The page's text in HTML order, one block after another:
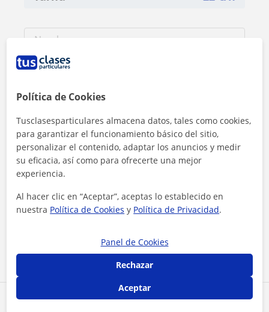
Comparte a este profesor
Al hacer clic, aceptas nuestro aviso legaly de privacidad
Contactar ahora
Política de Cookies
Tusclasesparticulares almacena datos, tales como cookies,
para garantizar el funcionamiento básico del sitio,
personalizar el contenido, adaptar los anuncios y medir
su eficacia, así como para ofrecerte una mejor
experiencia.
Al hacer clic en “Aceptar”, aceptas lo establecido en
nuestra Política de Cookies y Política de Privacidad.
Panel de Cookies
Rechazar
Aceptar